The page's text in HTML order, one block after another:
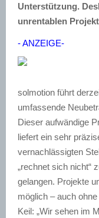
Unterstützung.
unrentablen
- ANZEIGE-
solmotion führt
umfassende
Dieser aufwändige
liefert ein sehr
vernachlässigten
„rechnet sich nicht“
gelangen. Projekte
möglich – auch
Keil: „Wir sehen im